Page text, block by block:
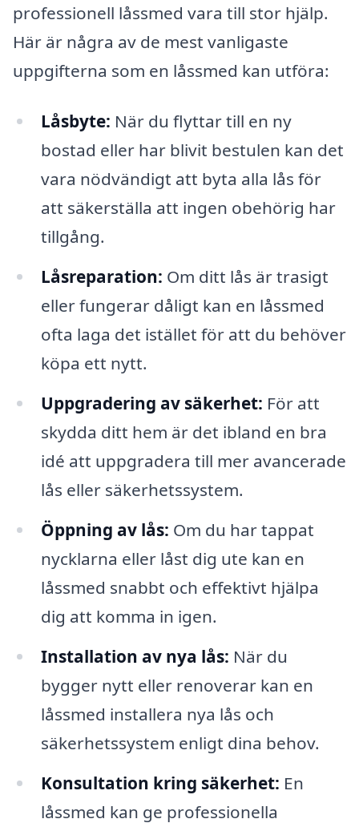
professionell låssmed vara till stor hjälp.
Här är några av de mest vanligaste
uppgifterna som en låssmed kan utföra:
Låsbyte: När du flyttar till en ny
bostad eller har blivit bestulen kan det
vara nödvändigt att byta alla lås för
att säkerställa att ingen obehörig har
tillgång.
Låsreparation: Om ditt lås är trasigt
eller fungerar dåligt kan en låssmed
ofta laga det istället för att du behöver
köpa ett nytt.
Uppgradering av säkerhet: För att
skydda ditt hem är det ibland en bra
idé att uppgradera till mer avancerade
lås eller säkerhetssystem.
Öppning av lås: Om du har tappat
nycklarna eller låst dig ute kan en
låssmed snabbt och effektivt hjälpa
dig att komma in igen.
Installation av nya lås: När du
bygger nytt eller renoverar kan en
låssmed installera nya lås och
säkerhetssystem enligt dina behov.
Konsultation kring säkerhet: En
låssmed kan ge professionella